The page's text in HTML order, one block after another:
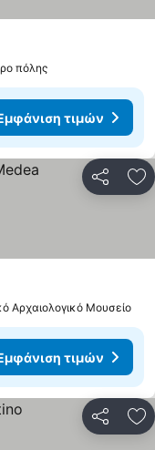
πόλης
τιμών
Αρχαιολογικό Μουσείο
τιμών